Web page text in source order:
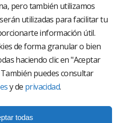
pero también utilizamos
utilizadas para facilitar tu
información útil.
de forma granular o bien
haciendo clic en "Aceptar
puedes consultar
y de privacidad.
todas
uno de los proveedores
en España, creado
el acceso a una
Nuestra red asistencial
y 37 centros médicos